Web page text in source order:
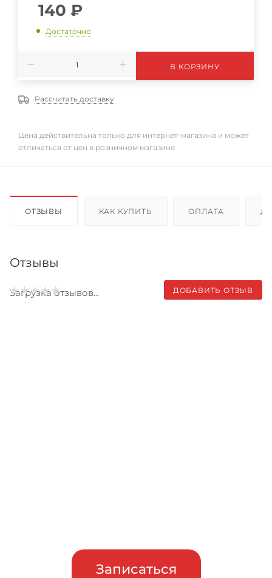
140 ₽
Достаточно
В КОРЗИНУ
Рассчитать доставку
Цена действительна только для интернет-магазина и может
отличаться от цен в розничном магазине
ОТЗЫВЫ КАК КУПИТЬ ОПЛАТА
Отзывы
ДОБАВИТЬ ОТЗЫВ
Загрузка отзывов...
Записаться